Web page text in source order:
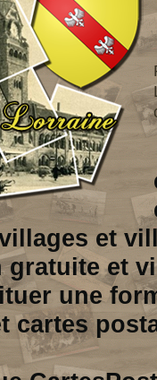
et
gratuite et
une
cartes